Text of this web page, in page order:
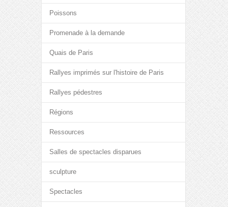
Poissons
Promenade à la demande
Quais de Paris
Rallyes imprimés sur l'histoire de Paris
Rallyes pédestres
Régions
Ressources
Salles de spectacles disparues
sculpture
Spectacles